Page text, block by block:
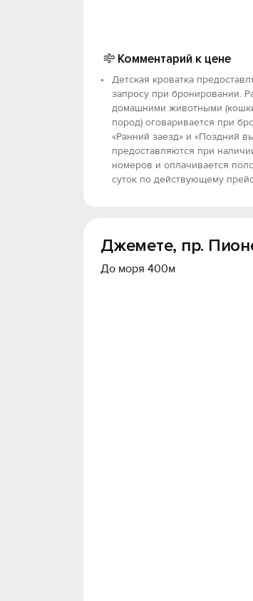
Комментарий к цене
Детская кроватка
запросу при бронировании.
домашними животными
пород) оговаривается при
«Ранний заезд» и «Поздний
предоставляются при
номеров и оплачивается
суток по действующему
Джемете, пр.
До моря 400м